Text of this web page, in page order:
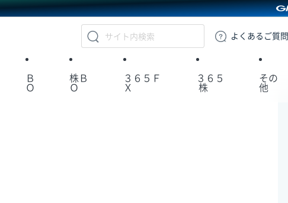
GMOクリック証券
よくある ご質問
Ｂ
Ｏ
株Ｂ
Ｏ
３６５Ｆ
Ｘ
３６５
株
その
他